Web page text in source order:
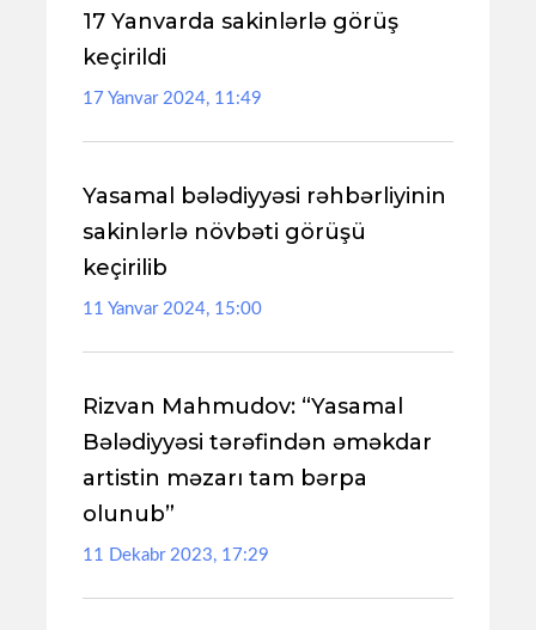
17 Yanvarda sakinlərlə görüş
keçirildi
17 Yanvar 2024, 11:49
Yasamal bələdiyyəsi rəhbərliyinin
sakinlərlə növbəti görüşü
keçirilib
11 Yanvar 2024, 15:00
Rizvan Mahmudov: “Yasamal
Bələdiyyəsi tərəfindən əməkdar
artistin məzarı tam bərpa
olunub”
11 Dekabr 2023, 17:29